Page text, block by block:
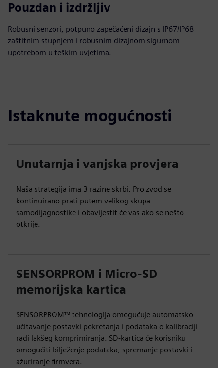
Pouzdan i izdržljiv
Robusni senzori, potpuno zapečaćeni dizajn s IP67/IP68
zaštitnim stupnjem i robusnim dizajnom sigurnom
upotrebom u teškim uvjetima.
Istaknute mogućnosti
Unutarnja i vanjska provjera
Naša strategija ima 3 razine skrbi. Proizvod se
kontinuirano prati putem velikog skupa
samodijagnostike i obavijestit će vas ako se nešto
otkrije.
SENSORPROM i Micro-SD
memorijska kartica
SENSORPROM™ tehnologija omogućuje automatsko
učitavanje postavki pokretanja i podataka o kalibraciji
radi lakšeg komprimiranja. SD-kartica će korisniku
omogućiti bilježenje podataka, spremanje postavki i
ažuriranje firmvera.